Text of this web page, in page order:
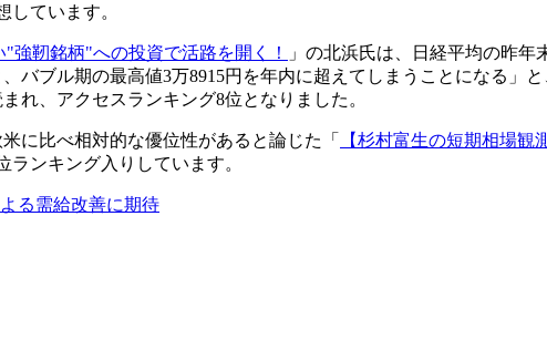
しています。
強靭銘柄"への投資で活路を開く！
」の北浜氏は、日経平均の昨年
バブル期の最高値3万8915円を年内に超えてしまうことになる」
れ、アクセスランキング8位となりました。
に比べ相対的な優位性があると論じた「 【杉村富生の短期相場観
ンキング入りしています。
る需給改善に期待